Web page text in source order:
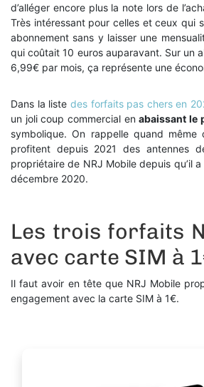
d’alléger encore plus la note lors de
Très intéressant pour celles et ceux qui
abonnement sans y laisser une
qui coûtait 10 euros auparavant. Sur un
6,99€ par mois, ça représente une
Dans la liste des forfaits pas chers en
un joli coup commercial enabaissant le
symbolique. On rappelle quand même
profitent depuis 2021 des antennes
propriétaire de NRJ Mobile depuis qu’il
décembre 2020.
Les trois forfaits
avec carte SIM à
Il faut avoir en tête que NRJ Mobile
engagement avec la carte SIM à 1€.